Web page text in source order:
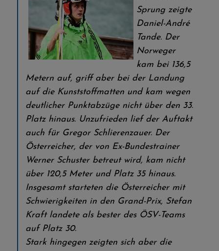
Sprung zeigte
Daniel-André
Tande. Der
Norweger
kam bei 136,5
Metern auf, griff aber bei der Landung
auf die Kunststoffmatten und kam wegen
deutlicher Punktabzüge nicht über den 33.
Platz hinaus. Unzufrieden lief der Auftakt
auch für Gregor Schlierenzauer. Der
Österreicher, der von Ex-Bundestrainer
Werner Schuster betreut wird, kam nicht
über 120,5 Meter und Platz 35 hinaus.
Insgesamt starteten die Österreicher mit
Schwierigkeiten in den Grand-Prix, Stefan
Kraft landete als bester des ÖSV-Teams
auf Platz 30.
Stark hingegen zeigten sich aber die